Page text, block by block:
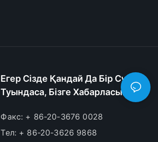
Егер Сізде Қандай Да Бір Сұрақ
Туындаса, Бізге Хабарласыңыз.
Факс: + 86-20-3676 0028
Тел: + 86-20-3626 9868